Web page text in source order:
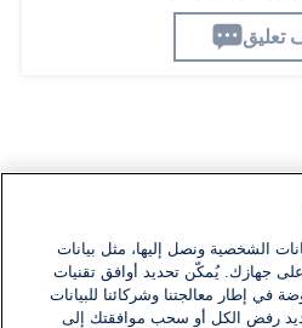
تعليق
الآن. كن الأول!
الشخصية ونصل إليها، مثل بيانات
على جهازك. يُمكّن تحديد أوافق تقنيات
في إطار معالجتنا وشركائنا للبيانات
رفض الكل أو سحب موافقتك إلى